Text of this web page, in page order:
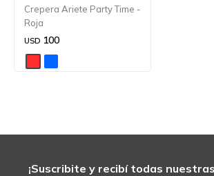
Crepera Ariete Party Time -
Roja
USD 100
¡Suscribite y recibí todas